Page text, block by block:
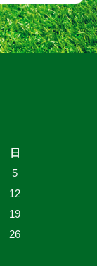
日
5
12
19
26